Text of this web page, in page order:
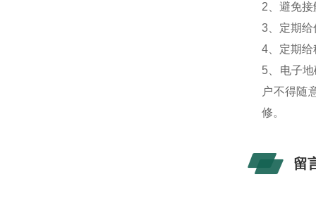
2、避免
3、定期
4、定期
5、电子
户不得随
修。
留